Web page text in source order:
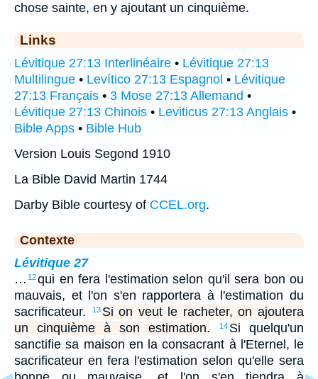
chose sainte, en y ajoutant un cinquième.
Links
Lévitique 27:13 Interlinéaire • Lévitique 27:13
Multilingue • Levítico 27:13 Espagnol • Lévitique
27:13 Français • 3 Mose 27:13 Allemand •
Lévitique 27:13 Chinois • Leviticus 27:13 Anglais •
Bible Apps • Bible Hub
Version Louis Segond 1910
La Bible David Martin 1744
Darby Bible courtesy of CCEL.org.
Contexte
Lévitique 27
… 12qui en fera l'estimation selon qu'il sera bon ou
mauvais, et l'on s'en rapportera à l'estimation du
sacrificateur.
13 Si on veut le racheter, on ajoutera
un cinquième à son estimation.
14 Si quelqu'un
sanctifie sa maison en la consacrant à l'Eternel, le
sacrificateur en fera l'estimation selon qu'elle sera